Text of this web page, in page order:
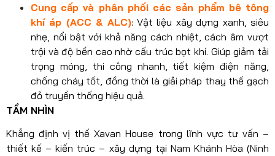
Cung cấp và phân phối các sản phẩm bê tông
khí áp (ACC & ALC): Vật liệu xây dựng xanh, siêu
nhẹ, nổi bật với khả năng cách nhiệt, cách âm vượt
trội và độ bền cao nhờ cấu trúc bọt khí. Giúp giảm tải
trọng móng, thi công nhanh, tiết kiệm điện năng,
chống cháy tốt, đồng thời là giải pháp thay thế gạch
đỏ truyền thống hiệu quả.
TẦM NHÌN
Khẳng định vị thế Xavan House trong lĩnh vực tư vấn –
thiết kế – kiến trúc – xây dựng tại Nam Khánh Hòa (Ninh